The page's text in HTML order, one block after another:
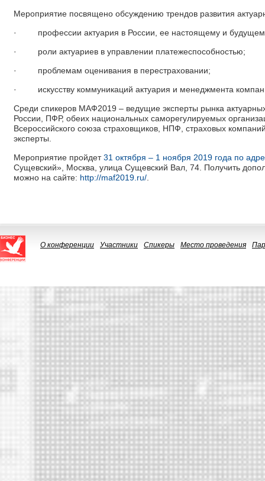
Мероприятие посвящено обсуждению трендов развития
·
профессии актуария в России, ее настоящему и
·
роли актуариев в управлении платежеспособностью;
·
проблемам оценивания в перестраховании;
·
искусству коммуникаций актуария и менеджмента
Среди спикеров МАФ2019 – ведущие эксперты рынка актуарных
России, ПФР, обеих национальных саморегулируемых
Всероссийского союза страховщиков, НПФ, страховых
эксперты.
Мероприятие пройдет31 октября – 1 ноября 2019 года по
Сущевский», Москва, улица Сущевский Вал, 74. Получить
можно на сайте: http://maf2019.ru/
О конференции Участники Спикеры Место проведения